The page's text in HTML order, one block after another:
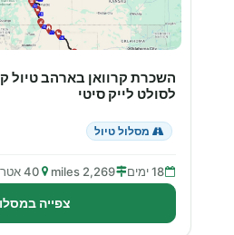
השכרת קרוואן בארהב טיול
לסולט לייק סיטי
מסלול טיול
18 ימים 2,269 miles 40 אטרקציות
צפייה